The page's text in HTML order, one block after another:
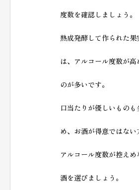
度数を確認しましょう。
熟成発酵して作られた果
は、アルコール度数が高
のが多いです。
口当たりが優しいものも
め、お酒が得意ではない
アルコール度数が控えめ
酒を選びましょう。